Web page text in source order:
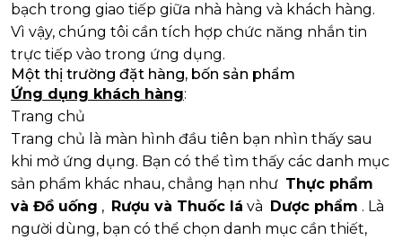
bạch trong giao tiếp giữa nhà hàng và khách hàng.
Vì vậy, chúng tôi cần tích hợp chức năng nhắn tin
trực tiếp vào trong ứng dụng.
Một thị trường đặt hàng, bốn sản phẩm
Ứng dụng khách hàng:
Trang chủ
Trang chủ là màn hình đầu tiên bạn nhìn thấy sau
khi mở ứng dụng. Bạn có thể tìm thấy các danh mục
sản phẩm khác nhau, chẳng hạn như Thực phẩm
và Đồ uống , Rượu và Thuốc lá và Dược phẩm . Là
người dùng, bạn có thể chọn danh mục cần thiết,